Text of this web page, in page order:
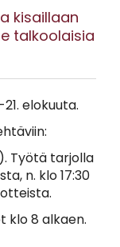
kisaillaan
talkoolaisia
elokuuta.
Työtä tarjolla
n. klo 17:30
klo 8 alkaen.